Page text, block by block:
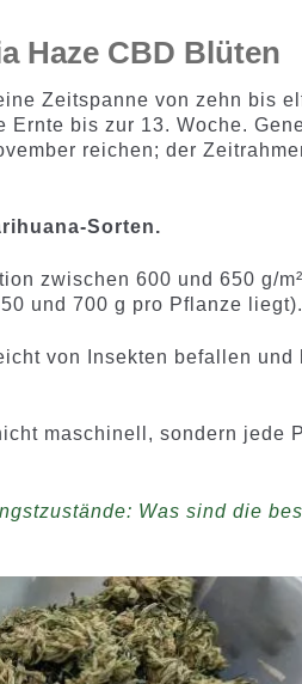
Haze CBD Blüten
Zeitspanne von zehn bis
bis zur 13. Woche.
reichen; der
Sorten.
zwischen 600 und 650 g/
und 700 g pro Pflanze liegt).
von Insekten befallen und
maschinell, sondern jede
Was sind die